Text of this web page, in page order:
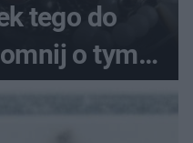
tego do
o tym